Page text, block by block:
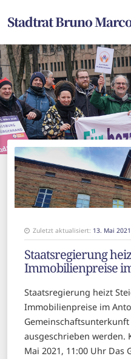
Stadtrat Bruno
Zuletzt aktualisiert: 13. Mai 2021
Staatsregierung
Immobilienpreise
Staatsregierung heizt
Immobilienpreise im
ausgeschrieben werden.
Mai 2021, 11:00 Uhr Das